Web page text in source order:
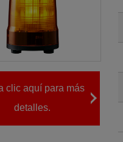
clic aquí para más
detalles.